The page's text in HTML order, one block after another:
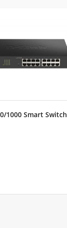
1000 Smart Switch